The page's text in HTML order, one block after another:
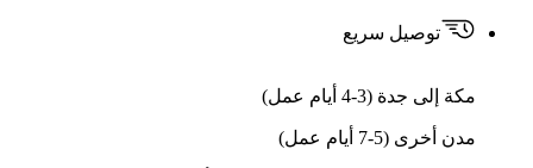
توصيل سريع
مكة إلى جدة (3-4 أيام عمل)
مدن أخرى (5-7 أيام عمل)